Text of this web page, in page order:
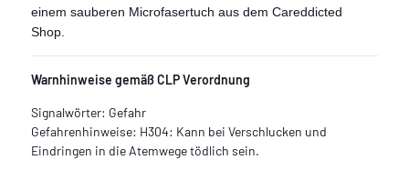
einem sauberen Microfasertuch aus dem Careddicted
Shop.
Warnhinweise gemäß CLP Verordnung
Signalwörter: Gefahr
Gefahrenhinweise: H304: Kann bei Verschlucken und
Eindringen in die Atemwege tödlich sein.